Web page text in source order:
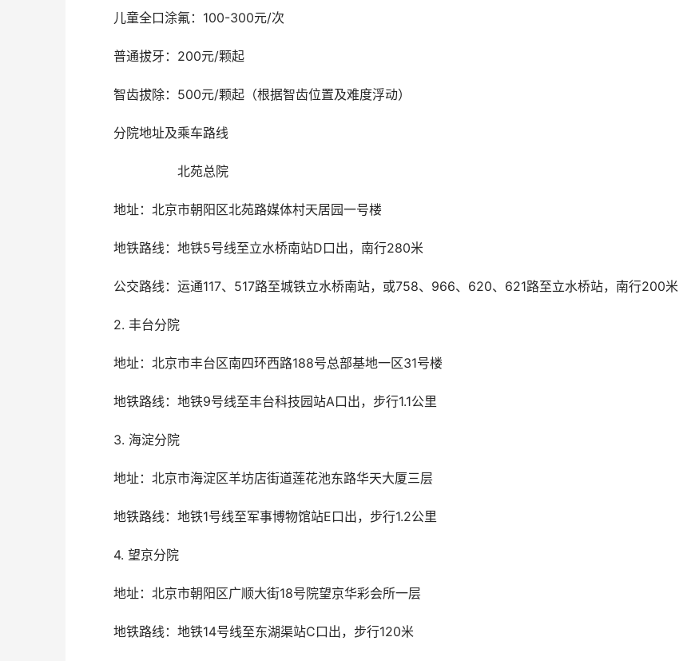
	儿童全口涂氟：100-300元/次
	普通拔牙：200元/颗起
	智齿拔除：500元/颗起（根据智齿位置及难度浮动）
	分院地址及乘车路线
			北苑总院
	地址：北京市朝阳区北苑路媒体村天居园一号楼
	地铁路线：地铁5号线至立水桥南站D口出，南行280米
	公交路线：运通117、517路至城铁立水桥南站，或758、966、620、621路至立水桥站，南行200米
	2. 丰台分院
	地址：北京市丰台区南四环西路188号总部基地一区31号楼
	地铁路线：地铁9号线至丰台科技园站A口出，步行1.1公里
	3. 海淀分院
	地址：北京市海淀区羊坊店街道莲花池东路华天大厦三层
	地铁路线：地铁1号线至军事博物馆站E口出，步行1.2公里
	4. 望京分院
	地址：北京市朝阳区广顺大街18号院望京华彩会所一层
	地铁路线：地铁14号线至东湖渠站C口出，步行120米